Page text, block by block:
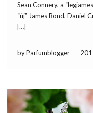
Sean Connery, a
“új” James Bond, Daniel
[…]
by Parfumblogger -